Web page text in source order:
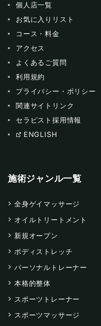
個人店一覧
お気に入りリスト
コース・料金
アクセス
よくあるご質問
利用規約
プライバシー・ポリシー
関連サイトリンク
セラピスト採用情報
ENGLISH
施術ジャンル一覧
全身ゲイマッサージ
オイルトリートメント
新規オープン
ボディストレッチ
パーソナルトレーナー
本格的整体
スポーツトレーナー
スポーツマッサージ